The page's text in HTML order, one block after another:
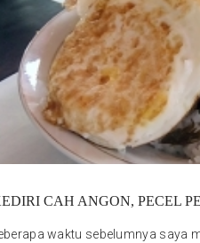
CAH ANGON, PECEL
waktu sebelumnya saya